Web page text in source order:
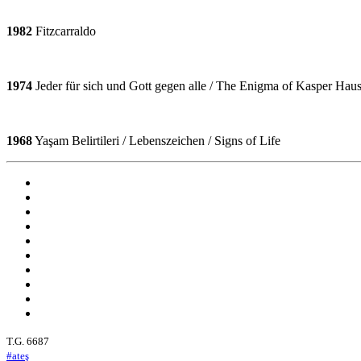
1982 Fitzcarraldo
1974 Jeder für sich und Gott gegen alle / The Enigma of Kasper
1968Yaşam Belirtileri / Lebenszeichen / Signs of Life
T.G. 6687
#ateş